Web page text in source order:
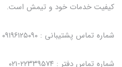
کیفیت خدمات خود و تیمش است.
شماره تماس پشتیبانی : ۰۹۱۹۶۱۲۵۰۹۰
شماره تماس دفتر : ۲۲۳۳۹۵۷۴-۰۲۱